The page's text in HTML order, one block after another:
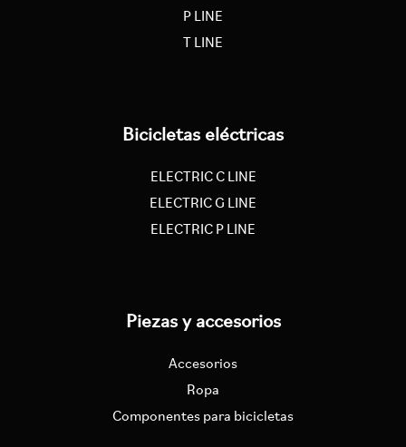
P LINE
T LINE
Bicicletas eléctricas
ELECTRIC C LINE
ELECTRIC G LINE
ELECTRIC P LINE
Piezas y accesorios
Accesorios
Ropa
Componentes para bicicletas